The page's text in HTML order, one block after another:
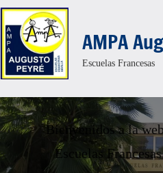
Saltar
al
contenido
AMPA
Escuelas Francesas
Bienvenidos a la
Escuelas